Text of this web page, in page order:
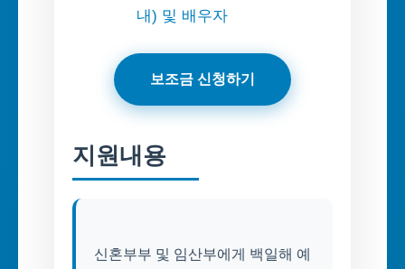
내) 및 배우자
보조금 신청하기
지원내용
신혼부부 및 임산부에게 백일해 예